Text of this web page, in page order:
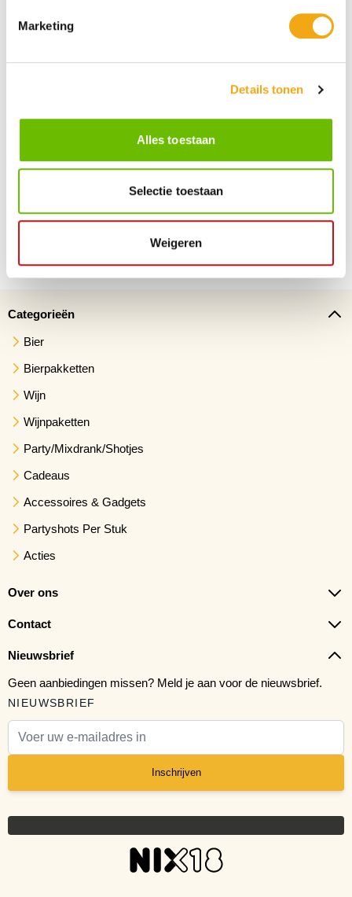
Marketing
Details tonen
Alles toestaan
Selectie toestaan
Weigeren
Al sinds 2012 dé (online) drankengroothandel in de Benelux
Snelle levering. 1 werkdag geleverd na verzending
Categorieën
Bier
Bierpakketten
Wijn
Wijnpaketten
Party/Mixdrank/Shotjes
Cadeaus
Accessoires & Gadgets
Partyshots Per Stuk
Acties
Over ons
Contact
Nieuwsbrief
Geen aanbiedingen missen? Meld je aan voor de nieuwsbrief.
NIEUWSBRIEF
Inschrijven